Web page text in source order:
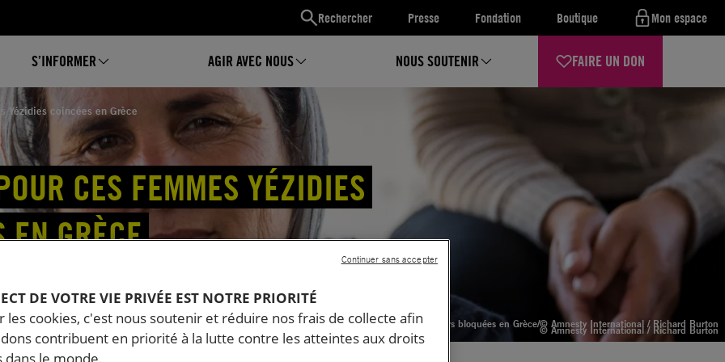
Rechercher Presse Fondation Boutique Mon espace
S’INFORMER AGIR AVEC NOUS NOUS SOUTENIR FAIRE UN DON
Noorey, ses sœurs et leur amie Bahal sont toujours bloquées en Grèce/© Amnesty International / Richard Burton
© Amnesty International / Richard Burton
Yézidies coincées en Grèce
CES FEMMES YÉZIDIES
EN GRÈCE
DE VOTRE VIE PRIVÉE EST NOTRE PRIORITÉ
les cookies, c'est nous soutenir et réduire nos frais de collecte afin
contribuent en priorité à la lutte contre les atteintes aux droits
dans le monde.
Continuer sans accepter